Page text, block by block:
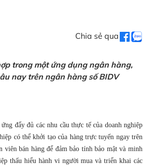
Chia sẻ qua
trong một ứng dụng ngân hàng,
nay trên ngân hàng số BIDV
đẩy đủ các nhu cầu thực tế của doanh nghiệp
có thể khởi tạo của hàng trực tuyến ngay trên
bán hàng để đảm bảo tính bảo mật và minh
thấu hiểu hành vi người mua và triển khai các